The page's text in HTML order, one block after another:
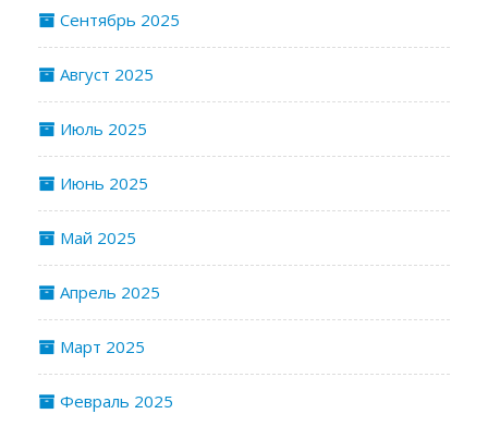
Сентябрь 2025
Август 2025
Июль 2025
Июнь 2025
Май 2025
Апрель 2025
Март 2025
Февраль 2025